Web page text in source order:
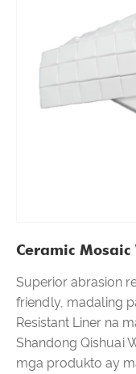
Ceramic
Superior abrasion
friendly, madaling
Resistant Liner na
Shandong Qishuai
mga produkto ay